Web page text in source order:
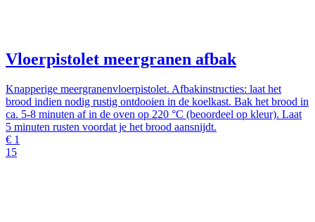
Vloerpistolet meergranen afbak
Knapperige meergranenvloerpistolet. Afbakinstructies: laat het
brood indien nodig rustig ontdooien in de koelkast. Bak het brood in
ca. 5-8 minuten af in de oven op 220 °C (beoordeel op kleur). Laat
5 minuten rusten voordat je het brood aansnijdt.
€ 1
15